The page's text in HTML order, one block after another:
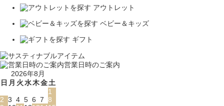
アウトレット
ベビー＆キッズ
ギフト
営業日時のご案内
2026年8月
日 月 火水木金土
1
2 3 4 5 6 7 8